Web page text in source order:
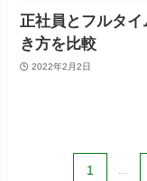
正社員とフルタ
き方を比較
2022年2月2日
1 ...